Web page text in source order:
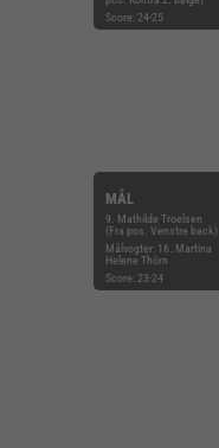
Score: 24-25
MÅL
9. Mathilde Troelsen
(Fra pos. Venstre back)
Målvogter: 16. Martina
Helene Thörn
Score: 23-24